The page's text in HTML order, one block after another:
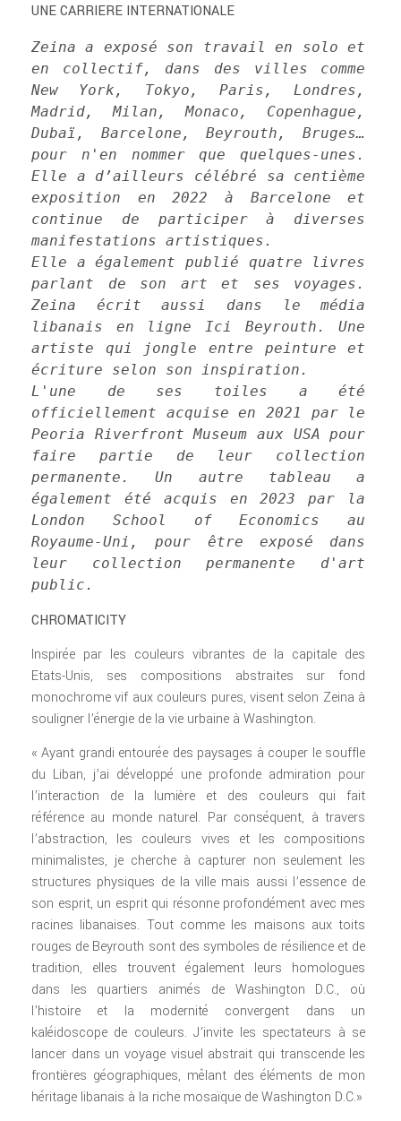
UNE CARRIERE INTERNATIONALE
Zeina a exposé son travail en solo et
en collectif, dans des villes comme
New York, Tokyo, Paris, Londres,
Madrid, Milan, Monaco, Copenhague,
Dubaï, Barcelone, Beyrouth, Bruges…
pour n'en nommer que quelques-unes.
Elle a d’ailleurs célébré sa centième
exposition en 2022 à Barcelone et
continue de participer à diverses
manifestations artistiques.
Elle a également publié quatre livres
parlant de son art et ses voyages.
Zeina écrit aussi dans le média
libanais en ligne Ici Beyrouth. Une
artiste qui jongle entre peinture et
écriture selon son inspiration.
L'une de ses toiles a été
officiellement acquise en 2021 par le
Peoria Riverfront Museum aux USA pour
faire partie de leur collection
permanente. Un autre tableau a
également été acquis en 2023 par la
London School of Economics au
Royaume-Uni, pour être exposé dans
leur collection permanente d'art
public.
CHROMATICITY
Inspirée par les couleurs vibrantes de la capitale des
Etats-Unis, ses compositions abstraites sur fond
monochrome vif aux couleurs pures, visent selon Zeina à
souligner l’énergie de la vie urbaine à Washington.
« Ayant grandi entourée des paysages à couper le souffle
du Liban, j’ai développé une profonde admiration pour
l’interaction de la lumière et des couleurs qui fait
référence au monde naturel. Par conséquent, à travers
l’abstraction, les couleurs vives et les compositions
minimalistes, je cherche à capturer non seulement les
structures physiques de la ville mais aussi l’essence de
son esprit, un esprit qui résonne profondément avec mes
racines libanaises. Tout comme les maisons aux toits
rouges de Beyrouth sont des symboles de résilience et de
tradition, elles trouvent également leurs homologues
dans les quartiers animés de Washington D.C., où
l’histoire et la modernité convergent dans un
kaléidoscope de couleurs. J’invite les spectateurs à se
lancer dans un voyage visuel abstrait qui transcende les
frontières géographiques, mêlant des éléments de mon
héritage libanais à la riche mosaïque de Washington D.C.»